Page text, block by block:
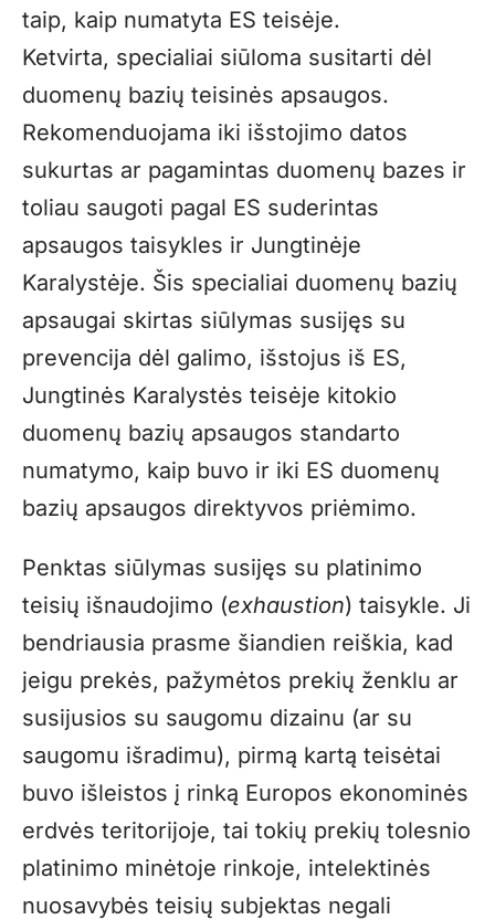
taip, kaip numatyta ES teisėje.
Ketvirta, specialiai siūloma susitarti dėl
duomenų bazių teisinės apsaugos.
Rekomenduojama iki išstojimo datos
sukurtas ar pagamintas duomenų bazes ir
toliau saugoti pagal ES suderintas
apsaugos taisykles ir Jungtinėje
Karalystėje. Šis specialiai duomenų bazių
apsaugai skirtas siūlymas susijęs su
prevencija dėl galimo, išstojus iš ES,
Jungtinės Karalystės teisėje kitokio
duomenų bazių apsaugos standarto
numatymo, kaip buvo ir iki ES duomenų
bazių apsaugos direktyvos priėmimo.
Penktas siūlymas susijęs su platinimo
teisių išnaudojimo (exhaustion) taisykle. Ji
bendriausia prasme šiandien reiškia, kad
jeigu prekės, pažymėtos prekių ženklu ar
susijusios su saugomu dizainu (ar su
saugomu išradimu), pirmą kartą teisėtai
buvo išleistos į rinką Europos ekonominės
erdvės teritorijoje, tai tokių prekių tolesnio
platinimo minėtoje rinkoje, intelektinės
nuosavybės teisių subjektas negali